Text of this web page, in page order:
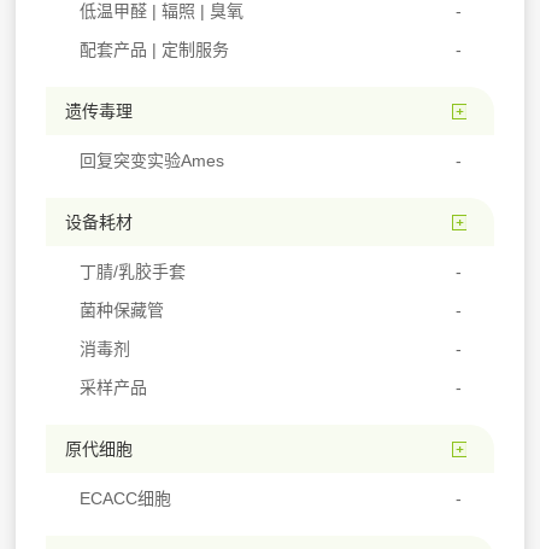
低温甲醛 | 辐照 | 臭氧
配套产品 | 定制服务
遗传毒理
回复突变实验Ames
设备耗材
丁腈/乳胶手套
菌种保藏管
消毒剂
采样产品
原代细胞
ECACC细胞